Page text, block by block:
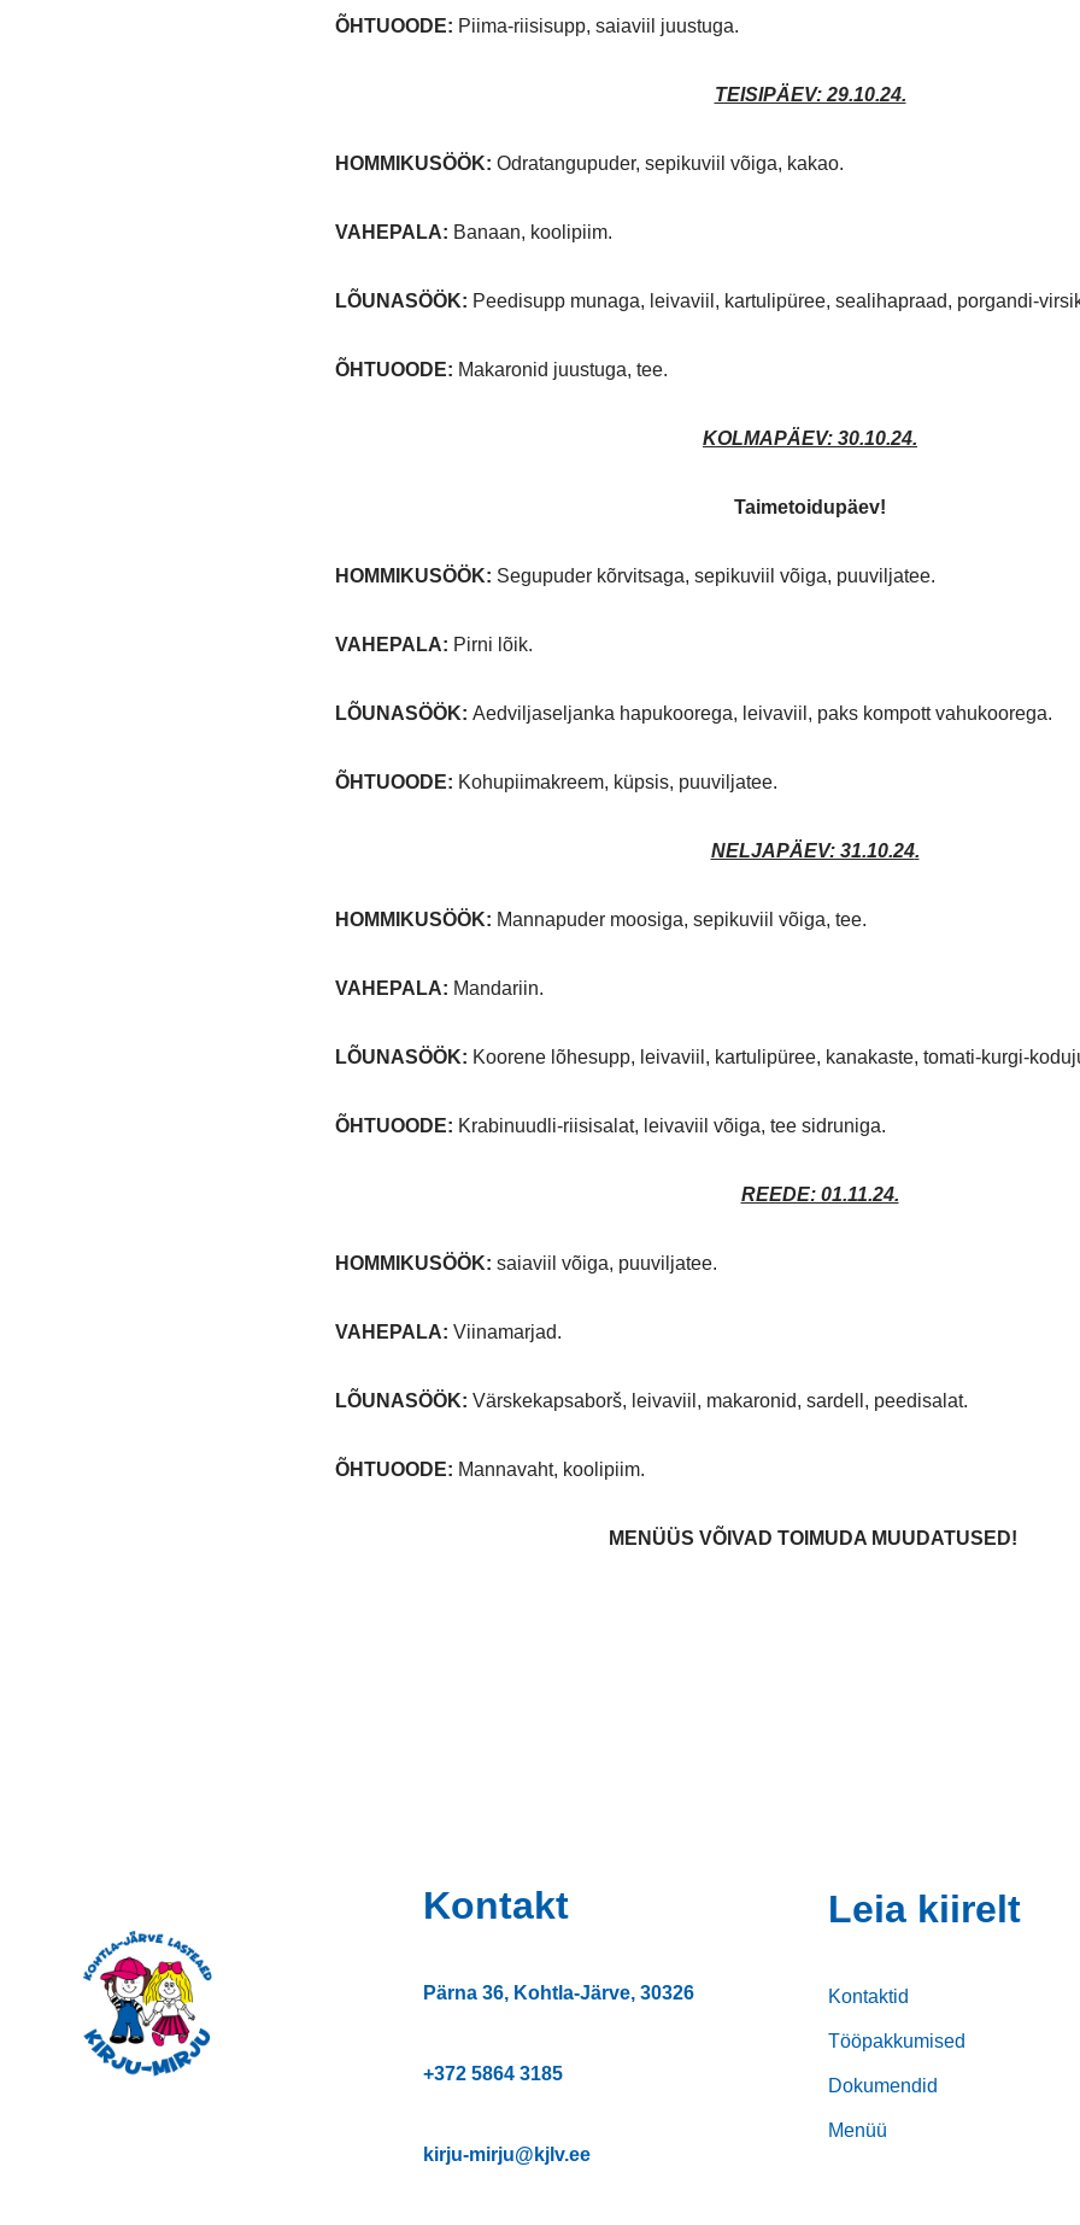
ÕHTUOODE: Piima-riisisupp, saiaviil juustuga.
TEISIPÄEV: 29.10.24.
HOMMIKUSÖÖK: Odratangupuder, sepikuviil võiga, kakao.
VAHEPALA: Banaan, koolipiim.
LÕUNASÖÖK: Peedisupp munaga, leivaviil, kartulipüree, sealihapraad, porgandi-
ÕHTUOODE: Makaronid juustuga, tee.
KOLMAPÄEV: 30.10.24.
Taimetoidupäev!
HOMMIKUSÖÖK: Segupuder kõrvitsaga, sepikuviil võiga, puuviljatee.
VAHEPALA: Pirni lõik.
LÕUNASÖÖK: Aedviljaseljanka hapukoorega, leivaviil, paks kompott vahukoorega.
ÕHTUOODE: Kohupiimakreem, küpsis, puuviljatee.
NELJAPÄEV: 31.10.24.
HOMMIKUSÖÖK: Mannapuder moosiga, sepikuviil võiga, tee.
VAHEPALA: Mandariin.
LÕUNASÖÖK: Koorene lõhesupp, leivaviil, kartulipüree, kanakaste, tomati-kurgi-
ÕHTUOODE: Krabinuudli-riisisalat, leivaviil võiga, tee sidruniga.
REEDE: 01.11.24.
HOMMIKUSÖÖK: saiaviil võiga, puuviljatee.
VAHEPALA: Viinamarjad.
LÕUNASÖÖK: Värskekapsaborš, leivaviil, makaronid, sardell, peedisalat.
ÕHTUOODE: Mannavaht, koolipiim.
MENÜÜS VÕIVAD TOIMUDA MUUDATUSED!
Kontakt
Pärna 36, Kohtla-Järve, 30326
+372 5864 3185
kirju-mirju@kjlv.ee
Leia kiirelt
Kontaktid
Tööpakkumised
Dokumendid
Menüü